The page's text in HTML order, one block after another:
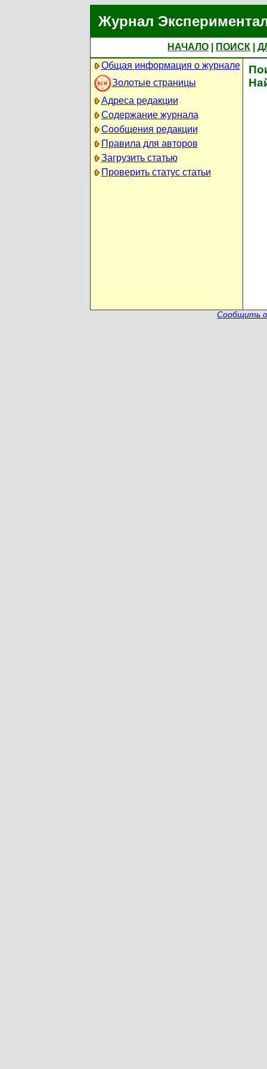
Журнал
НАЧАЛО ПОИСК
Общая информация о журнале
Золотые страницы
Адреса редакции
Содержание журнала
Сообщения редакции
Правила для авторов
Загрузить статью
Проверить статус статьи
Сообщить о